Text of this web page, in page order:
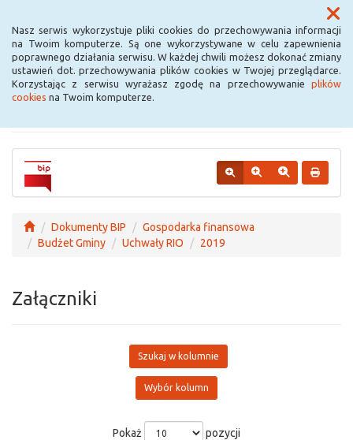
Nasz serwis wykorzystuje pliki cookies do przechowywania informacji
na Twoim komputerze. Są one wykorzystywane w celu zapewnienia
poprawnego działania serwisu. W każdej chwili możesz dokonać zmiany
ustawień dot. przechowywania plików cookies w Twojej przeglądarce.
Korzystając z serwisu wyrażasz zgodę na przechowywanie plików
cookies na Twoim komputerze.
Menu
Urząd Miejski w
Krośniewicach
Dokumenty BIP
Gospodarka finansowa
Budżet Gminy
Uchwały RIO 2019
Załączniki
Szukaj w kolumnie
Wybór kolumn
Pokaż pozycji